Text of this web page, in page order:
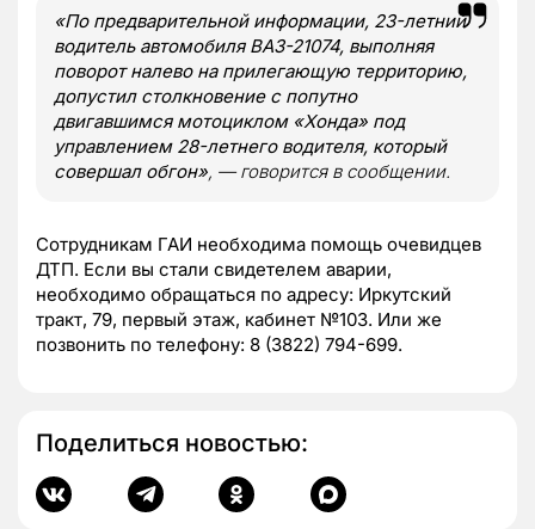
«По предварительной информации, 23-летний
водитель автомобиля ВАЗ-21074, выполняя
поворот налево на прилегающую территорию,
допустил столкновение с попутно
двигавшимся мотоциклом «Хонда» под
управлением 28-летнего водителя, который
совершал обгон», — говорится в сообщении.
Сотрудникам ГАИ необходима помощь очевидцев
ДТП. Если вы стали свидетелем аварии,
необходимо обращаться по адресу: Иркутский
тракт, 79, первый этаж, кабинет №103. Или же
позвонить по телефону: 8 (3822) 794-699.
Поделиться новостью: